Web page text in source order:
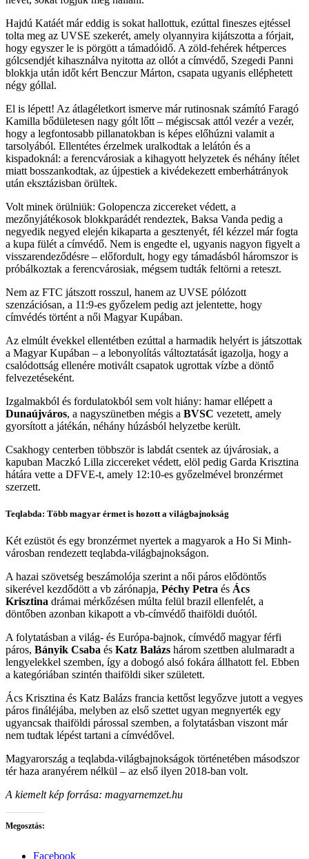
Hajdú Katáét már eddig is sokat hallottuk, ezúttal fineszes ejtéssel
tolta meg az UVSE szekerét, amely olyannyira kijátszotta a fórjait,
hogy egyszer le is pörgött a támadóidő. A zöld-fehérek hétperces
gólcsendjét kihasználva nyitotta az ollót a címvédő, Szegedi Panni
blokkja után időt kért Benczur Márton, csapata ugyanis elléphetett
négy góllal.
El is lépett! Az átlagéletkort ismerve már rutinosnak számító Faragó
Kamilla bődületesen nagy gólt lőtt – mégiscsak attól vezér a vezér,
hogy a legfontosabb pillanatokban is képes előhúzni valamit a
tarsolyából. Ellentétes érzelmek uralkodtak a lelátón és a
kispadoknál: a ferencvárosiak a kihagyott helyzetek és néhány ítélet
miatt bosszankodtak, az újpestiek a kivédekezett emberhátrányok
után eksztázisban örültek.
Volt minek örülniük: Golopencza ziccereket védett, a
mezőnyjátékosok blokkparádét rendeztek, Baksa Vanda pedig a
negyedik negyed elején kikaparta a gesztenyét, fél kézzel már fogta
a kupa fülét a címvédő. Nem is engedte el, ugyanis nagyon figyelt a
visszarendeződésre – előfordult, hogy egy támadásból háromszor is
próbálkoztak a ferencvárosiak, mégsem tudták feltörni a reteszt.
Nem az FTC játszott rosszul, hanem az UVSE pólózott
szenzációsan, a 11:9-es győzelem pedig azt jelentette, hogy
címvédés történt a női Magyar Kupában.
Az elmúlt évekkel ellentétben ezúttal a harmadik helyért is játszottak
a Magyar Kupában – a lebonyolítás változtatását igazolja, hogy a
csalódottság ellenére motivált csapatok ugrottak vízbe a döntő
felvezetéseként.
Izgalmakból és fordulatokból sem volt hiány: hamar ellépett a
Dunaújváros, a nagyszünetben mégis a BVSC vezetett, amely
gyorsított a játékán, néhány húzásból helyzetbe került.
Csakhogy centerben többször is labdát csentek az újvárosiak, a
kapuban Maczkó Lilla ziccereket védett, elöl pedig Garda Krisztina
hátára vette a DFVE-t, amely 12:10-es győzelmével bronzérmet
szerzett.
Teqlabda: Több magyar érmet is hozott a világbajnokság
Két ezüstöt és egy bronzérmet nyertek a magyarok a Ho Si Minh-
városban rendezett teqlabda-világbajnokságon.
A hazai szövetség beszámolója szerint a női páros elődöntős
sikerével kezdődött a vb zárónapja, Péchy Petra és Ács
Krisztina drámai mérkőzésen múlta felül brazil ellenfelét, a
döntőben azonban kikapott a vb-címvédő thaiföldi duótól.
A folytatásban a világ- és Európa-bajnok, címvédő magyar férfi
páros, Bányik Csaba és Katz Balázs három szettben alulmaradt a
lengyelekkel szemben, így a dobogó alsó fokára állhatott fel. Ebben
a kategóriában szintén thaiföldi siker született.
Ács Krisztina és Katz Balázs francia kettőst legyőzve jutott a vegyes
páros fináléjába, melyben az első szettet ugyan megnyerték egy
ugyancsak thaiföldi párossal szemben, a folytatásban viszont már
nem tudtak lépést tartani a címvédővel.
Magyarország a teqlabda-világbajnokságok történetében másodszor
tér haza aranyérem nélkül – az első ilyen 2018-ban volt.
A kiemelt kép forrása: magyarnemzet.hu
Megosztás:
Facebook